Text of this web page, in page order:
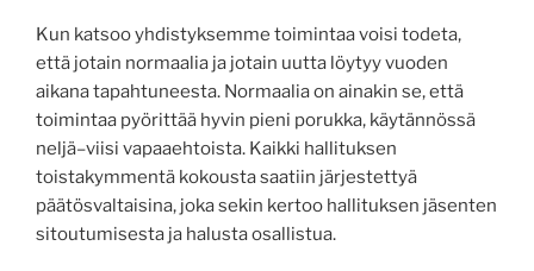
Kun katsoo yhdistyksemme toimintaa voisi todeta,
että jotain normaalia ja jotain uutta löytyy vuoden
aikana tapahtuneesta. Normaalia on ainakin se, että
toimintaa pyörittää hyvin pieni porukka, käytännössä
neljä–viisi vapaaehtoista. Kaikki hallituksen
toistakymmentä kokousta saatiin järjestettyä
päätösvaltaisina, joka sekin kertoo hallituksen jäsenten
sitoutumisesta ja halusta osallistua.